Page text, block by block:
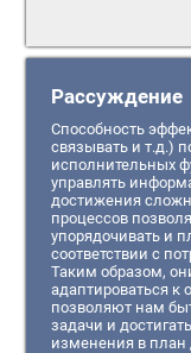
Рассуждение
Способность
связывать и т.д.)
исполнительных
управлять
достижения
процессов
упорядочивать и
соответствии с
Таким образом,
адаптироваться
позволяют нам
задачи и
изменения в план